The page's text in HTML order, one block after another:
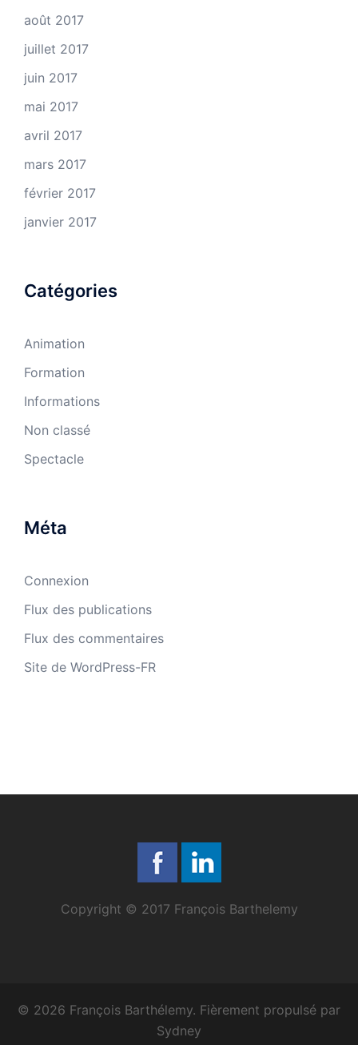
août 2017
juillet 2017
juin 2017
mai 2017
avril 2017
mars 2017
février 2017
janvier 2017
Catégories
Animation
Formation
Informations
Non classé
Spectacle
Méta
Connexion
Flux des publications
Flux des commentaires
Site de WordPress-FR
Copyright © 2017 François Barthelemy
© 2026 François Barthélemy. Fièrement propulsé par
Sydney